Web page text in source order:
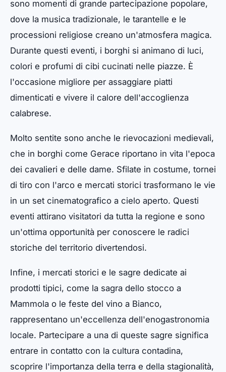
sono momenti di grande partecipazione popolare,
dove la musica tradizionale, le tarantelle e le
processioni religiose creano un'atmosfera magica.
Durante questi eventi, i borghi si animano di luci,
colori e profumi di cibi cucinati nelle piazze. È
l'occasione migliore per assaggiare piatti
dimenticati e vivere il calore dell'accoglienza
calabrese.
Molto sentite sono anche le rievocazioni medievali,
che in borghi come Gerace riportano in vita l'epoca
dei cavalieri e delle dame. Sfilate in costume, tornei
di tiro con l'arco e mercati storici trasformano le vie
in un set cinematografico a cielo aperto. Questi
eventi attirano visitatori da tutta la regione e sono
un'ottima opportunità per conoscere le radici
storiche del territorio divertendosi.
Infine, i mercati storici e le sagre dedicate ai
prodotti tipici, come la sagra dello stocco a
Mammola o le feste del vino a Bianco,
rappresentano un'eccellenza dell'enogastronomia
locale. Partecipare a una di queste sagre significa
entrare in contatto con la cultura contadina,
scoprire l'importanza della terra e della stagionalità,